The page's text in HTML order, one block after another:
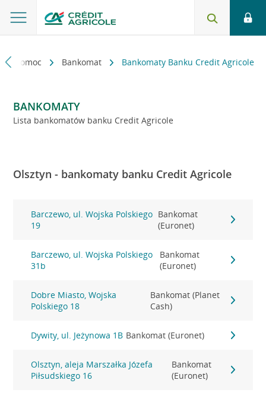
i pomoc Bankomat Bankomaty Banku Credit Agricole
BANKOMATY
Lista bankomatów banku Credit Agricole
Olsztyn - bankomaty banku Credit Agricole
Barczewo, ul. Wojska Polskiego
19
Bankomat
(Euronet)
Barczewo, ul. Wojska Polskiego
31b
Bankomat
(Euronet)
Dobre Miasto, Wojska
Polskiego 18
Bankomat (Planet
Cash)
Dywity, ul. Jeżynowa 1B Bankomat (Euronet)
Olsztyn, aleja Marszałka Józefa
Piłsudskiego 16
Bankomat
(Euronet)